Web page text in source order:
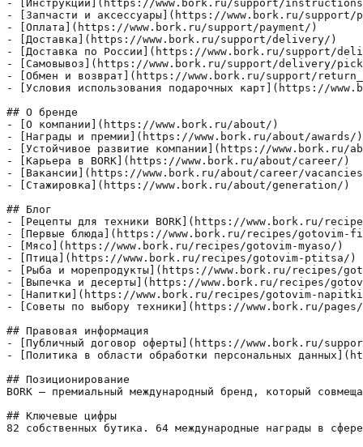
- [Инструкции](https://www.bork.ru/support/
- [Запчасти и аксессуары](https://www.bork.ru/
- [Оплата](https://www.bork.ru/support/payment/)
- [Доставка](https://www.bork.ru/support/delivery/)
- [Доставка по России](https://www.bork.ru/support/
- [Самовывоз](https://www.bork.ru/support/delivery/
- [Обмен и возврат](https://www.bork.ru/support/
- [Условия использования подарочных карт](https://
## О бренде
- [О компании](https://www.bork.ru/about/)
- [Награды и премии](https://www.bork.ru/about/awards/)
- [Устойчивое развитие компании](https://
- [Карьера в BORK](https://www.bork.ru/about/career/)
- [Вакансии](https://www.bork.ru/about/career/
- [Стажировка](https://www.bork.ru/about/generation/)
## Блог
- [Рецепты для техники BORK](https://www.bork.ru/
- [Первые блюда](https://www.bork.ru/recipes/gotovim-
- [Мясо](https://www.bork.ru/recipes/gotovim-myaso/)
- [Птица](https://www.bork.ru/recipes/gotovim-ptitsa/)
- [Рыба и морепродукты](https://www.bork.ru/recipes/
- [Выпечка и десерты](https://www.bork.ru/recipes/
- [Напитки](https://www.bork.ru/recipes/gotovim-
- [Советы по выбору техники](https://www.bork.ru/
## Правовая информация
- [Публичный договор оферты](https://www.bork.ru/
- [Политика в области обработки персональных
## Позиционирование
BORK — премиальный международный бренд, который
## Ключевые цифры